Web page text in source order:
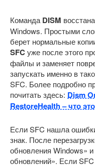
КомандаDISM
Windows. Простыми
берет нормальные
SFCуже после этого
файлы и заменяет
запускать именно в
SFC. Более подробно
почитать здесь: Dism
RestoreHealth – что
Если SFC нашла
знак. После
обновления Windows»
обновлений». Если